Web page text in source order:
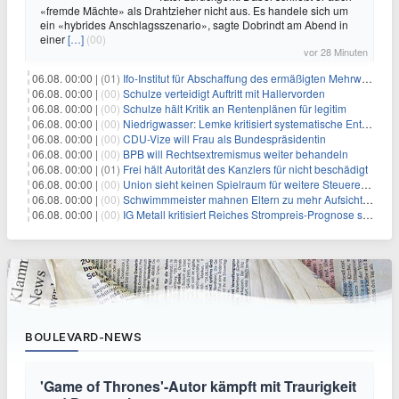
«fremde Mächte» als Drahtzieher nicht aus. Es handele sich um
ein «hybrides Anschlagsszenario», sagte Dobrindt am Abend in
einer[…] (00)
vor 28 Minuten
06.08. 00:00 | (01) Ifo-Institut für Abschaffung des ermäßigten Mehrwertsteuersatzes
06.08. 00:00 | (00) Schulze verteidigt Auftritt mit Hallervorden
06.08. 00:00 | (00) Schulze hält Kritik an Rentenplänen für legitim
06.08. 00:00 | (00) Niedrigwasser: Lemke kritisiert systematische Entwässerung
06.08. 00:00 | (00) CDU-Vize will Frau als Bundespräsidentin
06.08. 00:00 | (00) BPB will Rechtsextremismus weiter behandeln
06.08. 00:00 | (01) Frei hält Autorität des Kanzlers für nicht beschädigt
06.08. 00:00 | (00) Union sieht keinen Spielraum für weitere Steuerentlastungen
06.08. 00:00 | (00) Schwimmmeister mahnen Eltern zu mehr Aufsicht in Bädern
06.08. 00:00 | (00) IG Metall kritisiert Reiches Strompreis-Prognose scharf
BOULEVARD-NEWS
'Game of Thrones'-Autor kämpft mit Traurigkeit